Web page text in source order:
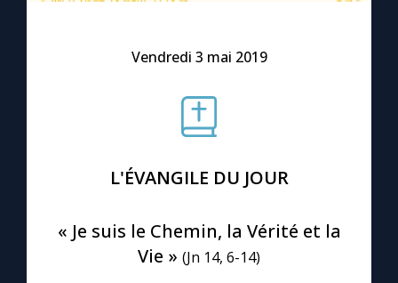
Le site internet
Vendredi 3 mai 2019
L'ÉVANGILE DU JOUR
« Je suis le Chemin, la Vérité et la
Vie » (Jn 14, 6-14)